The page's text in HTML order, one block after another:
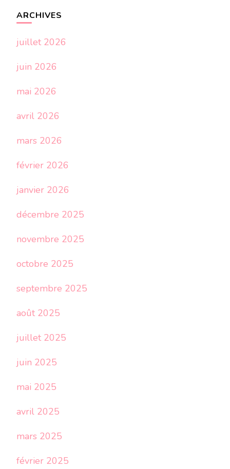
ARCHIVES
juillet 2026
juin 2026
mai 2026
avril 2026
mars 2026
février 2026
janvier 2026
décembre 2025
novembre 2025
octobre 2025
septembre 2025
août 2025
juillet 2025
juin 2025
mai 2025
avril 2025
mars 2025
février 2025